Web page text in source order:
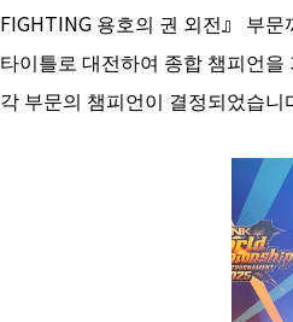
FIGHTING 용호의 권 외전』 부
타이틀로 대전하여 종합 챔피언
각 부문의 챔피언이 결정되었습니